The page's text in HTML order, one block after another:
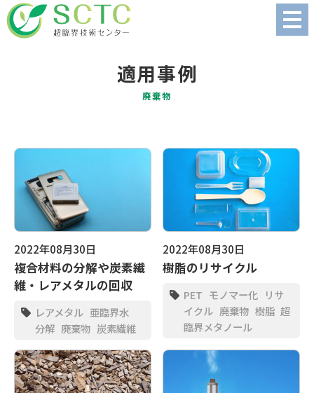
適用事例
廃棄物
2022年08月30日
複合材料の分解や炭素繊
維・レアメタルの回収
レアメタル 亜臨界水
分解 廃棄物 炭素繊維
2022年08月30日
樹脂のリサイクル
PET モノマー化 リサ
イクル 廃棄物 樹脂 超
臨界メタノール